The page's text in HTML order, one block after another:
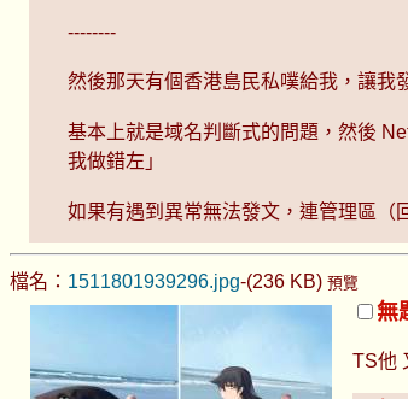
--------
然後那天有個香港島民私噗給我，讓我
基本上就是域名判斷式的問題，然後
我做錯左」
如果有遇到異常無法發文，連管理區（
檔名： 1511801939296.jpg-(236 KB) 預覽
無
TS他